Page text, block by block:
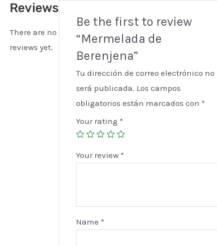
Reviews
There are no
reviews yet.
Be the first to review
“Mermelada de
Berenjena”
Tu dirección de correo electrónico no
será publicada. Los campos
obligatorios están marcados con *
Your rating *
Your review *
Name *